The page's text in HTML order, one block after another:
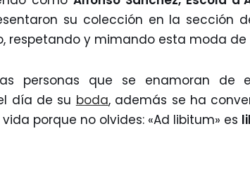
su colección en la sección
respetando y mimando esta moda de
personas que se enamoran de
día de su boda, además se ha
porque no olvides: «Ad libitum» es